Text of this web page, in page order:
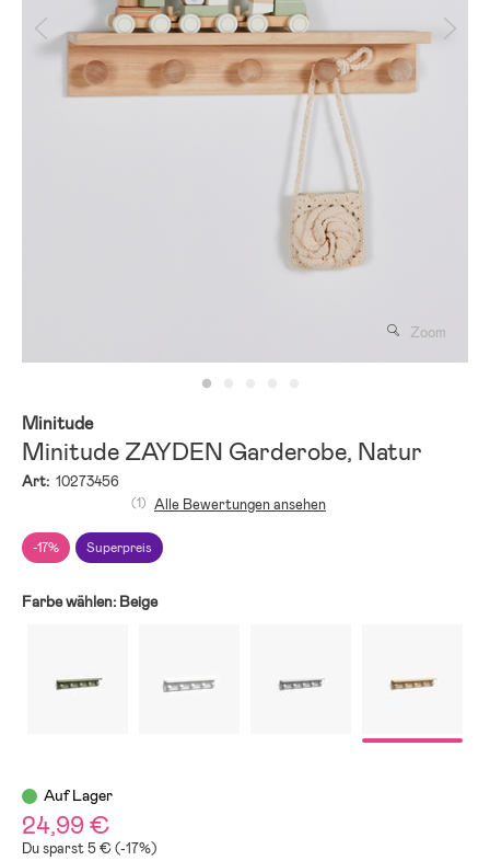
Zoom
Minitude
Minitude ZAYDEN Garderobe, Natur
Art: 10273456
-17% Superpreis
(1) Alle Bewertungen ansehen
Farbe wählen: Beige
Auf Lager
24,99 €
Du sparst 5 € (-17%)